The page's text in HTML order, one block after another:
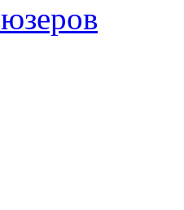
юзеров